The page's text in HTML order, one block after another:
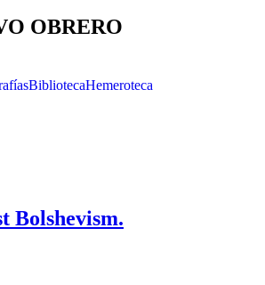
OBRERO
BibliotecaHemeroteca
Bolshevism.